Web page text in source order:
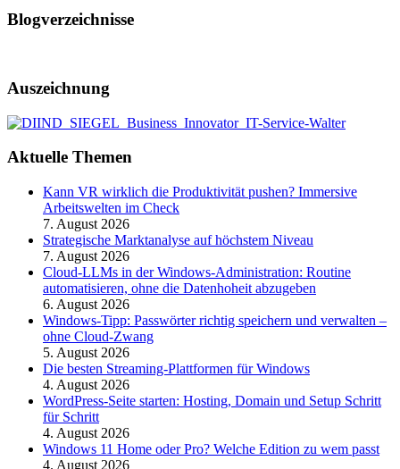
Blogverzeichnisse
Auszeichnung
Aktuelle Themen
Kann VR wirklich die Produktivität pushen? Immersive
Arbeitswelten im Check
7. August 2026
Strategische Marktanalyse auf höchstem Niveau
7. August 2026
Cloud-LLMs in der Windows-Administration: Routine
automatisieren, ohne die Datenhoheit abzugeben
6. August 2026
Windows-Tipp: Passwörter richtig speichern und verwalten –
ohne Cloud-Zwang
5. August 2026
Die besten Streaming-Plattformen für Windows
4. August 2026
WordPress-Seite starten: Hosting, Domain und Setup Schritt
für Schritt
4. August 2026
Windows 11 Home oder Pro? Welche Edition zu wem passt
4. August 2026